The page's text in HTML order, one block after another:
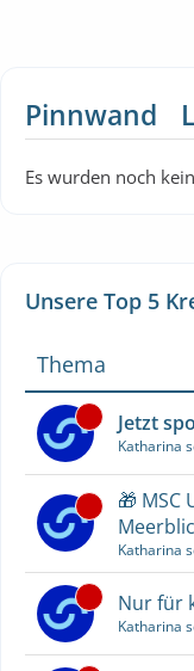
Pinnwand
Es wurden noch
Unsere Top 5
Thema
Jetzt
Katharina
🎁 MSC
Katharina
Nur für
Katharina